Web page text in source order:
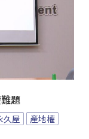
題
久屋 產地權